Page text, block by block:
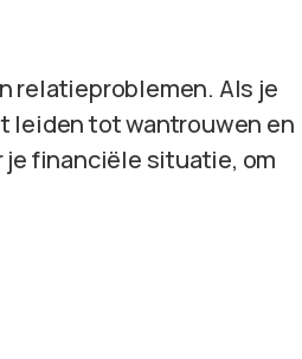
relatieproblemen. Als je
leiden tot wantrouwen en
je financiële situatie, om